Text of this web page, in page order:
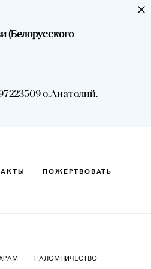
(Белорусского
о.Анатолий.
ПОЖЕРТВОВАТЬ
ПАЛОМНИЧЕСТВО